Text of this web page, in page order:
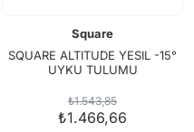
Square
SQUARE ALTITUDE YESIL -15°
UYKU TULUMU
₺1.543,85
₺1.466,66